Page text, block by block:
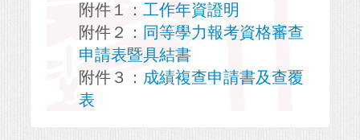
附件１：工作年資證明
附件２： 同等學力報考資格審查
申請表暨具結書
附件３： 成績複查申請書及查覆
表